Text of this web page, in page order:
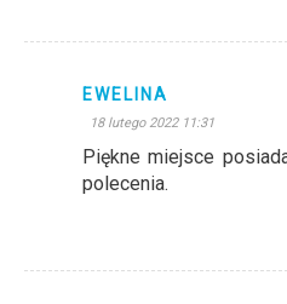
EWELINA
18 lutego 2022 11:31
Piękne miejsce
polecenia.